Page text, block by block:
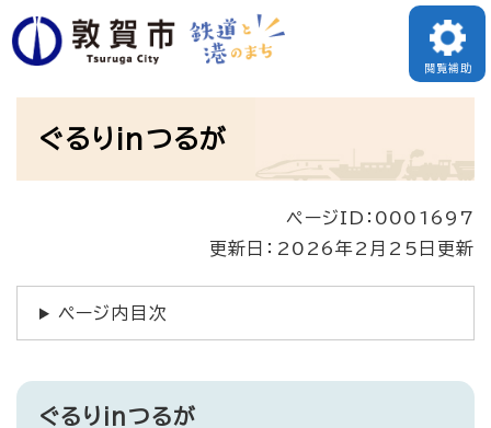
ペ
ー
閲覧補助
ぐるりinつるが
ページID：0001697
更新日：2026年2月25日更新
ページ内目次
ぐるりinつるが